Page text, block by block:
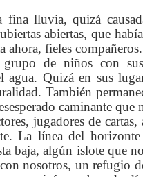
fina lluvia, quizá
abiertas, que
ahora, fieles compañeros.
de niños con
agua. Quizá en sus
También
caminante que
jugadores de
La línea del
baja, algún islote que
nosotros, un refugio